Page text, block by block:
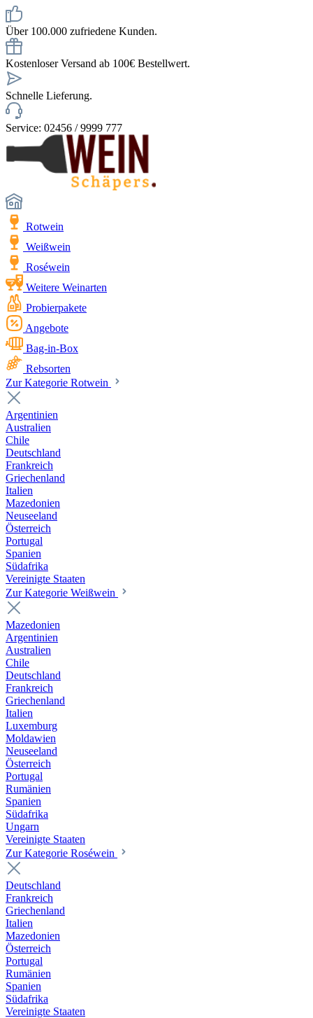
Über 100.000 zufriedene Kunden.
Kostenloser Versand ab 100€ Bestellwert.
Schnelle Lieferung.
Service: 02456 / 9999 777
Rotwein
Weißwein
Roséwein
Weitere Weinarten
Probierpakete
Angebote
Bag-in-Box
Rebsorten
Zur Kategorie Rotwein
Argentinien
Australien
Chile
Deutschland
Frankreich
Griechenland
Italien
Mazedonien
Neuseeland
Österreich
Portugal
Spanien
Südafrika
Vereinigte Staaten
Zur Kategorie Weißwein
Mazedonien
Argentinien
Australien
Chile
Deutschland
Frankreich
Griechenland
Italien
Luxemburg
Moldawien
Neuseeland
Österreich
Portugal
Rumänien
Spanien
Südafrika
Ungarn
Vereinigte Staaten
Zur Kategorie Roséwein
Deutschland
Frankreich
Griechenland
Italien
Mazedonien
Österreich
Portugal
Rumänien
Spanien
Südafrika
Vereinigte Staaten